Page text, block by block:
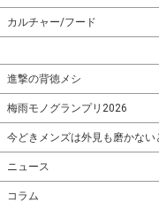
カルチャー/フード
進撃の背徳メシ
梅雨モノグランプリ2026
今どきメンズは外見も磨かない
ニュース
コラム